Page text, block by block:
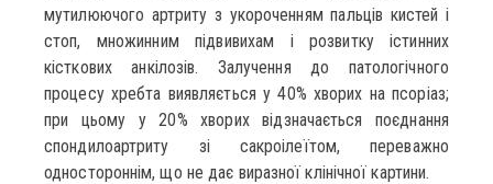
мутилюючого артриту з укороченням пальців кистей і
стоп, множинним підвивихам і розвитку істинних
кісткових анкілозів. Залучення до патологічного
процесу хребта виявляється у 40% хворих на псоріаз;
при цьому у 20% хворих відзначається поєднання
спондилоартриту зі сакроілеїтом, переважно
одностороннім, що не дає виразної клінічної картини.